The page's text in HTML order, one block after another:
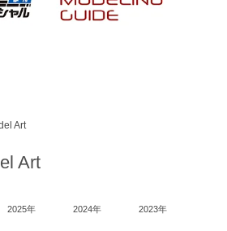
Art
Art
2025年 2024年 2023年